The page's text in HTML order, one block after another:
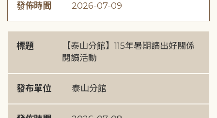
發佈時間 2026-07-09
標題
【泰山分館】115年暑期讀出好關係
閱讀活動
發布單位 泰山分館